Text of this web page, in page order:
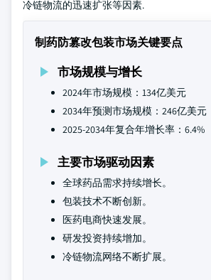
冷链物流的迅速扩张等因素.
制药防篡改包装市场关键要点
市场规模与增长
2024年市场规模：134亿美元
2034年预测市场规模：246亿美元
2025-2034年复合年增长率：6.4%
主要市场驱动因素
全球药品需求持续增长。
包装技术不断创新。
医药电商快速发展。
研发投资持续增加。
冷链物流网络不断扩展。